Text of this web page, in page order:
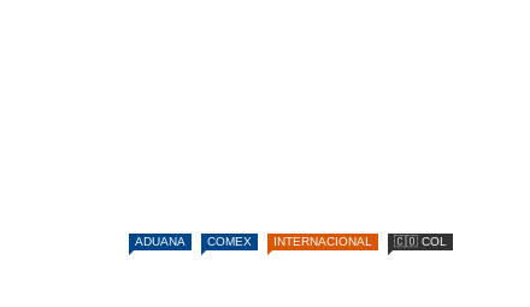
ADUANA COMEX INTERNACIONAL 🇨🇴 COL